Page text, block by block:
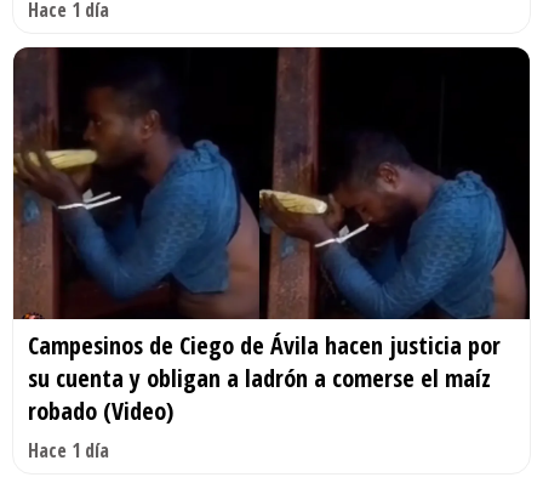
Hace 1 día
Campesinos de Ciego de Ávila hacen justicia por
su cuenta y obligan a ladrón a comerse el maíz
robado (Video)
Hace 1 día